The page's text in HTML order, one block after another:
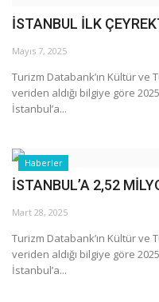
İSTANBUL İLK
Mayıs 7, 2025
Turizm Databank’ın Kültür ve
veriden aldığı bilgiye göre
İstanbul’a...
Haberler
İSTANBUL’A 2,52
Mart 28, 2025
Turizm Databank’ın Kültür ve
veriden aldığı bilgiye göre
İstanbul’a...